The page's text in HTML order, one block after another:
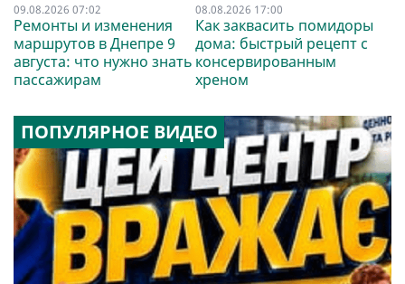
09.08.2026 07:02
Ремонты и изменения
маршрутов в Днепре 9
августа: что нужно знать
пассажирам
08.08.2026 17:00
Как заквасить помидоры
дома: быстрый рецепт с
консервированным
хреном
ПОПУЛЯРНОЕ ВИДЕО